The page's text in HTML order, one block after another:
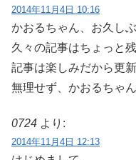
2014年11月4日 10:16
かおるちゃん、お久し
久々の記事はちょっと
記事は楽しみだから更
無理せず、かおるちゃ
0724 より:
2014年11月4日 12:13